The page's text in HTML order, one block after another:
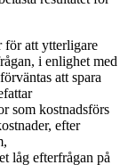
för att ytterligare
i enlighet med
att spara
som kostnadsförs
efter
låg efterfrågan på